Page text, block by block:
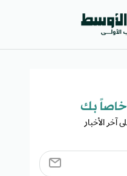
بك​
الأخبار